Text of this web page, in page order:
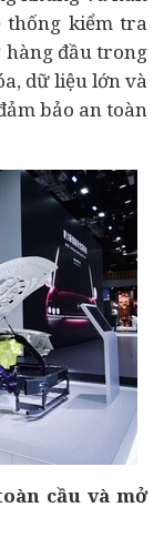
thống kiểm tra
hàng đầu trong
dữ liệu lớn và
bảo an toàn
cầu và mở